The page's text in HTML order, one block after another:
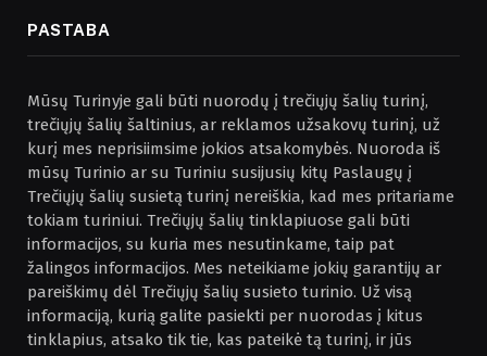
PASTABA
Mūsų Turinyje gali būti nuorodų į trečiųjų šalių turinį,
trečiųjų šalių šaltinius, ar reklamos užsakovų turinį, už
kurį mes neprisiimsime jokios atsakomybės. Nuoroda iš
mūsų Turinio ar su Turiniu susijusių kitų Paslaugų į
Trečiųjų šalių susietą turinį nereiškia, kad mes pritariame
tokiam turiniui. Trečiųjų šalių tinklapiuose gali būti
informacijos, su kuria mes nesutinkame, taip pat
žalingos informacijos. Mes neteikiame jokių garantijų ar
pareiškimų dėl Trečiųjų šalių susieto turinio. Už visą
informaciją, kurią galite pasiekti per nuorodas į kitus
tinklapius, atsako tik tie, kas pateikė tą turinį, ir jūs